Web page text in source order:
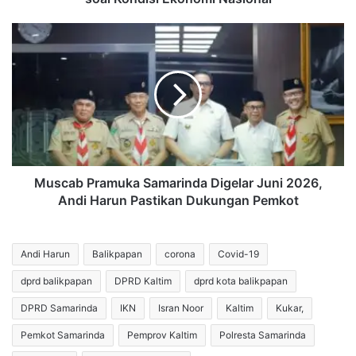
Muscab
Pramuka
Samarinda
2026,
Harun
Pastikan
Dukungan
Muscab Pramuka Samarinda Digelar Juni 2026,
Andi Harun Pastikan Dukungan Pemkot
Andi Harun Balikpapan corona Covid-19
dprd balikpapan DPRD Kaltim dprd kota balikpapan
DPRD Samarinda IKN Isran Noor Kaltim Kukar,
Pemkot Samarinda Pemprov Kaltim Polresta Samarinda